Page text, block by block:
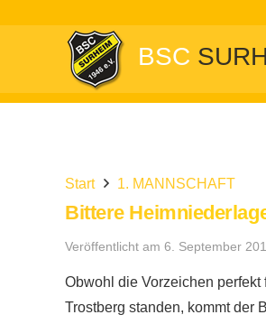
BSC
Start 1. MANNSCHAFT
Bittere
Veröffentlicht am 6. September
Obwohl die Vorzeichen
Trostberg standen, kommt der